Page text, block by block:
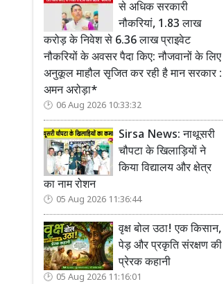
से अधिक सरकारी
नौकरियां, 1.83 लाख
करोड़ के निवेश से 6.36 लाख प्राइवेट
नौकरियों के अवसर पैदा किए: नौजवानों के लिए
अनुकूल माहौल सृजित कर रही है मान सरकार :
अमन अरोड़ा*
06 Aug 2026 10:33:32
Sirsa News: नाथूसरी
चौपटा के खिलाड़ियों ने
किया विद्यालय और क्षेत्र
का नाम रोशन
05 Aug 2026 11:36:44
वृक्ष बोल उठा! एक किसान,
पेड़ और प्रकृति संरक्षण की
प्रेरक कहानी
05 Aug 2026 11:16:01